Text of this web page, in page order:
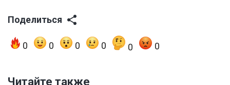
Поделиться
0 0 0 0 0 0
Читайте также